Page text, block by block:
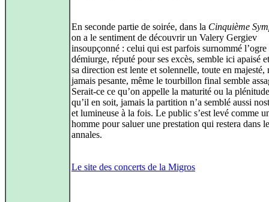
En seconde partie de soirée, dans la Cinquième
on a le sentiment de découvrir un Valery Gergiev
insoupçonné : celui qui est parfois surnommé l’ogre
démiurge, réputé pour ses excès, semble ici apaisé
sa direction est lente et solennelle, toute en majesté,
jamais pesante, même le tourbillon final semble
Serait-ce ce qu’on appelle la maturité ou la
qu’il en soit, jamais la partition n’a semblé aussi
et lumineuse à la fois. Le public s’est levé comme
homme pour saluer une prestation qui restera dans
annales.
Le site des concerts de la Migros